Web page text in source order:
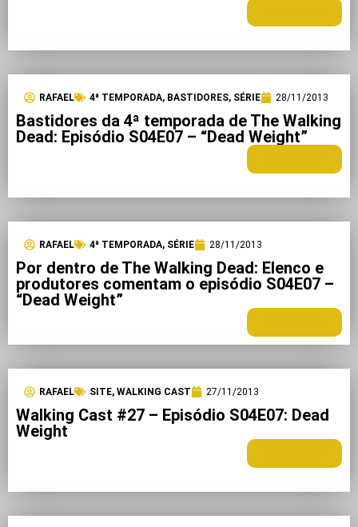
RAFAEL 4ª TEMPORADA, BASTIDORES, SÉRIE 28/11/2013
Bastidores da 4ª temporada de The Walking
Dead: Episódio S04E07 – “Dead Weight”
RAFAEL 4ª TEMPORADA, SÉRIE 28/11/2013
Por dentro de The Walking Dead: Elenco e
produtores comentam o episódio S04E07 –
“Dead Weight”
RAFAEL SITE, WALKING CAST 27/11/2013
Walking Cast #27 – Episódio S04E07: Dead
Weight